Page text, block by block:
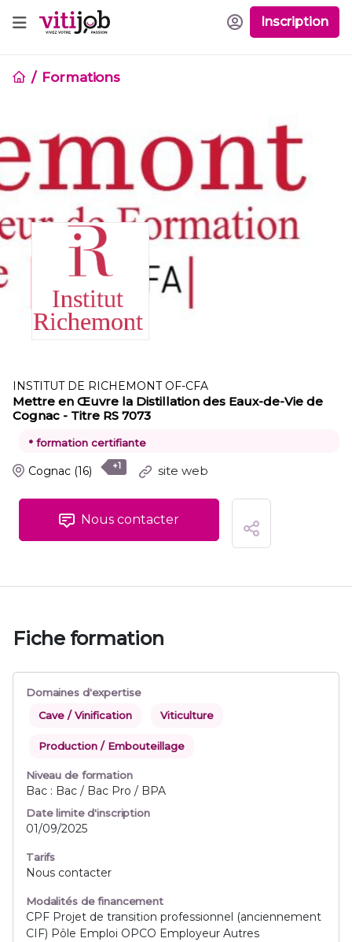
Inscription
Formations
INSTITUT DE RICHEMONT OF-CFA
Mettre en Œuvre la Distillation des Eaux-de-Vie de
Cognac - Titre RS 7073
• formation certifiante
Cognac (16) +1 site web
Nous contacter
Fiche formation
Domaines d'expertise
Cave / Vinification
Viticulture
Production / Embouteillage
Niveau de formation
Bac : Bac / Bac Pro / BPA
Date limite d'inscription
01/09/2025
Tarifs
Nous contacter
Modalités de financement
CPF Projet de transition professionnel (anciennement
CIF) Pôle Emploi OPCO Employeur Autres